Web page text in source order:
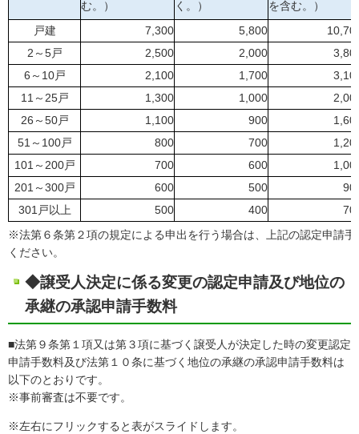
む。） く。）
を含む。）
戸建
7,300 5,800
2～5戸
2,500 2,000
6～10戸
2,100 1,700
11～25戸
1,300 1,000
26～50戸
1,100 900
51～100戸
800 700
101～200戸
700 600
201～300戸
600 500
301戸以上
500 400
※法第６条第２項の規定による申出を行う場合は、上記の認定申請
ください。
◆譲受人決定に係る変更の認定申請及び地位の
承継の承認申請手数料
■法第９条第１項又は第３項に基づく譲受人が決定した時の変更認定
申請手数料及び法第１０条に基づく地位の承継の承認申請手数料は
以下のとおりです。
※事前審査は不要です。
※左右にフリックすると表がスライドします。